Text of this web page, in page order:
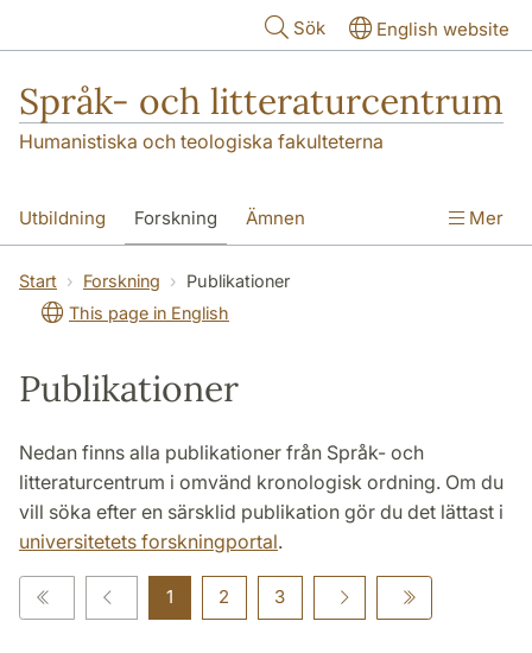
Sök English website
Språk- och litteraturcentrum
Humanistiska och teologiska fakulteterna
Utbildning Forskning Ämnen
SOL-husen Kontakt Institutionen
översättning till svenska
Mer
Start Forskning
Publikationer
This page in English
Publikationer
Nedan finns alla publikationer från Språk- och
litteraturcentrum i omvänd kronologisk ordning. Om du
vill söka efter en särsklid publikation gör du det lättast i
universitetets forskningportal.
1 2 3